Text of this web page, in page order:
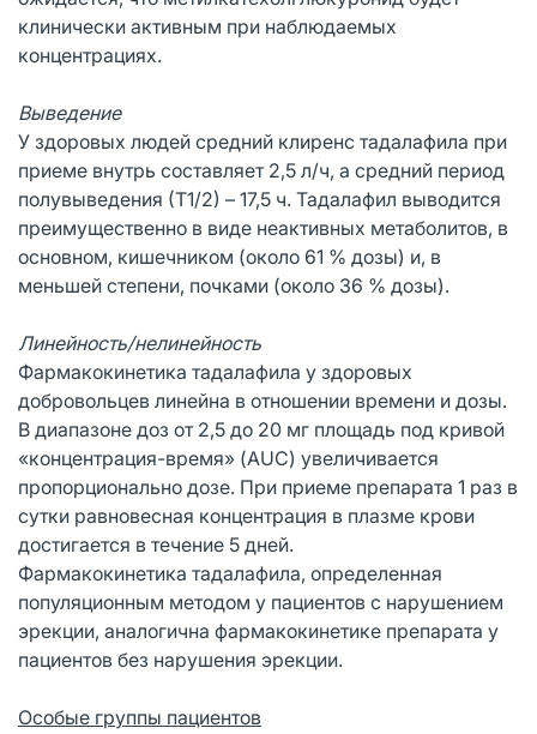
клинически активным при наблюдаемых
концентрациях.
Выведение
У здоровых людей средний клиренс тадалафила при
приеме внутрь составляет 2,5 л/ч, а средний период
полувыведения (Т1/2) – 17,5 ч. Тадалафил выводится
преимущественно в виде неактивных метаболитов, в
основном, кишечником (около 61 % дозы) и, в
меньшей степени, почками (около 36 % дозы).
Линейность/нелинейность
Фармакокинетика тадалафила у здоровых
добровольцев линейна в отношении времени и дозы.
В диапазоне доз от 2,5 до 20 мг площадь под кривой
«концентрация-время» (AUC) увеличивается
пропорционально дозе. При приеме препарата 1 раз в
сутки равновесная концентрация в плазме крови
достигается в течение 5 дней.
Фармакокинетика тадалафила, определенная
популяционным методом у пациентов с нарушением
эрекции, аналогична фармакокинетике препарата у
пациентов без нарушения эрекции.
Особые группы пациентов